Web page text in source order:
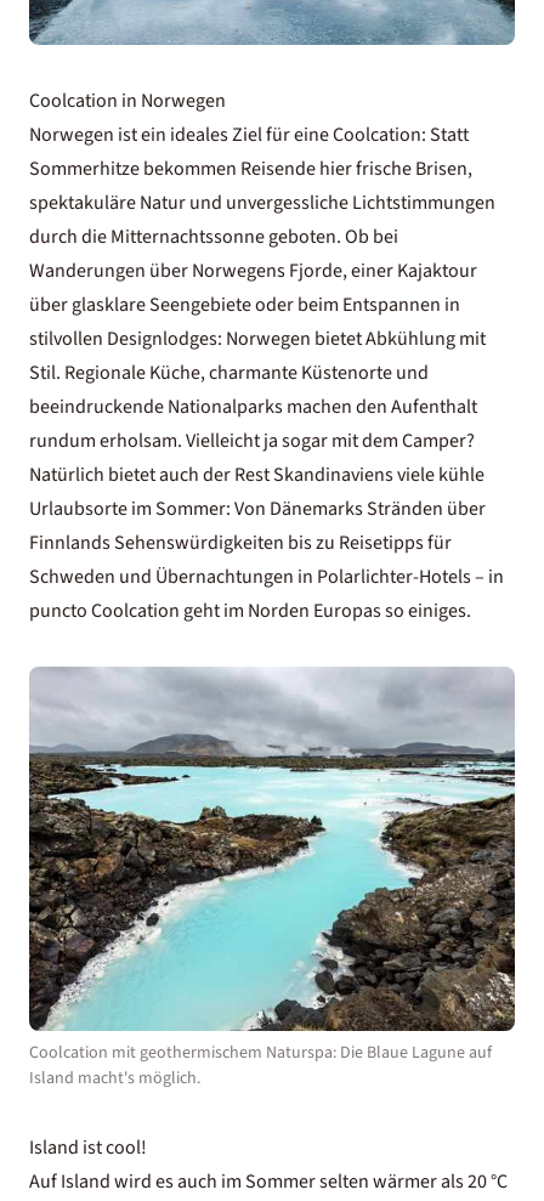
Coolcation in Norwegen
Norwegen ist ein ideales Ziel für eine Coolcation: Statt
Sommerhitze bekommen Reisende hier frische Brisen,
spektakuläre Natur und unvergessliche Lichtstimmungen
durch die Mitternachtssonne geboten. Ob bei
Wanderungen überNorwegens Fjorde, einer Kajaktour
über glasklare Seengebiete oder beim Entspannen in
stilvollen Designlodges: Norwegen bietet Abkühlung mit
Stil. Regionale Küche, charmante Küstenorte und
beeindruckende Nationalparks machen den Aufenthalt
rundum erholsam. Vielleicht ja sogar mit dem Camper?
Natürlich bietet auch der RestSkandinaviensviele kühle
Urlaubsorte im Sommer: Von Dänemarks Stränden über
Finnlands Sehenswürdigkeiten bis zu Reisetipps für
Schweden und Übernachtungen in Polarlichter-Hotels– in
puncto Coolcation geht im Norden Europas so einiges.
Coolcation mit geothermischem Naturspa: Die Blaue Lagune auf
Island macht's möglich.
Island ist cool!
AufIslandwird es auch im Sommer selten wärmer als 20 °C